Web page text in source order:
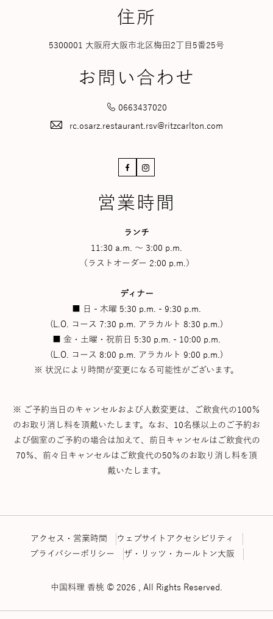
住所
5300001 大阪府大阪市北区梅田2丁目5番25号
お問い合わせ
0663437020
rc.osarz.restaurant.rsv@ritzcarlton.com
FacebookInstagram
営業時間
ランチ
11:30 a.m. ～ 3:00 p.m.
（ラストオーダー 2:00 p.m.）
ディナー
■ 日 - 木曜 5:30 p.m. - 9:30 p.m.
(L.O. コース 7:30 p.m. アラカルト 8:30 p.m.)
■ 金・土曜・祝前日 5:30 p.m. - 10:00 p.m.
(L.O. コース 8:00 p.m. アラカルト 9:00 p.m.)
※ 状況により時間が変更になる可能性がございます。
※ ご予約当日のキャンセルおよび人数変更は、ご飲食代の100％
のお取り消し料を頂戴いたします。なお、10名様以上のご予約お
よび個室のご予約の場合は加えて、前日キャンセルはご飲食代の
70％、前々日キャンセルはご飲食代の50％のお取り消し料を頂
戴いたします。
アクセス・営業時間
ウェブサイトアクセシビリティ
プライバシーポリシー
ザ・リッツ・カールトン大阪
中国料理 香桃 © 2026 , All Rights Reserved.